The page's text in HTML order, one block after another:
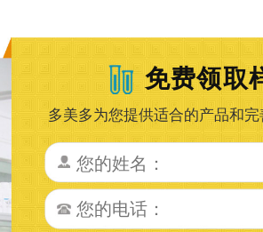
免费领取
多美多为您提供适合的产品和